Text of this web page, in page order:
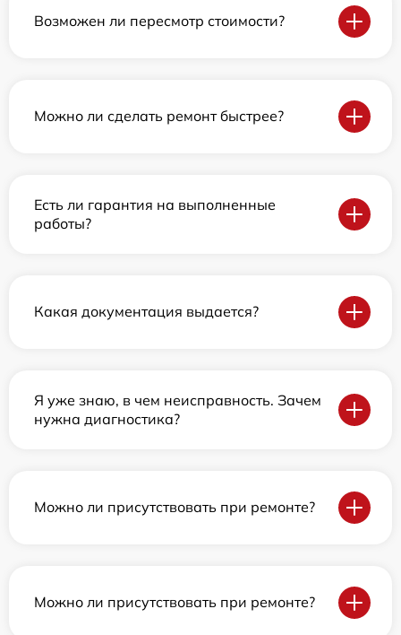
Возможен ли пересмотр стоимости?
Можно ли сделать ремонт быстрее?
Есть ли гарантия на выполненные
работы?
Какая документация выдается?
Я уже знаю, в чем неисправность. Зачем
нужна диагностика?
Можно ли присутствовать при ремонте?
Можно ли присутствовать при ремонте?